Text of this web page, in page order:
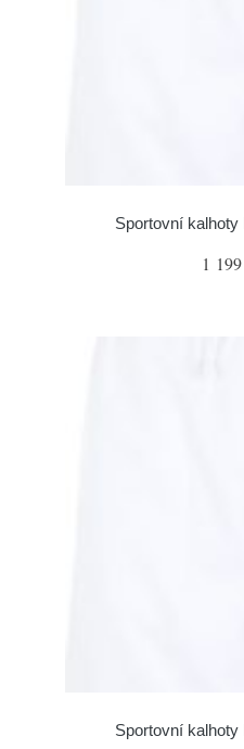
Sportovní
1
Sportovní